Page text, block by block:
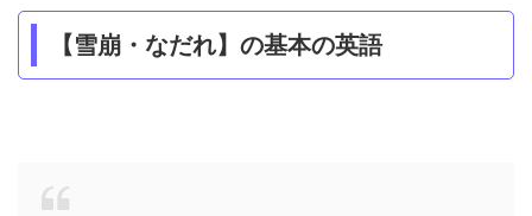
【雪崩・なだれ】の基本の英語